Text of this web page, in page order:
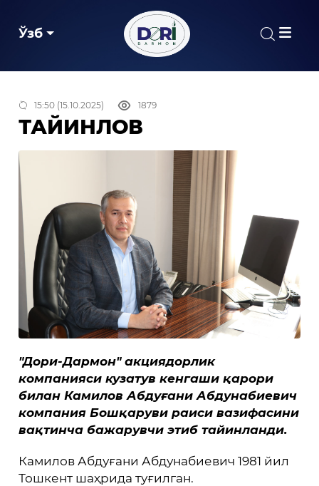
Ўзб
15:50 (15.10.2025) 1879
ТАЙИНЛОВ
"Дори-Дармон" акциядорлик
компанияси кузатув кенгаши қарори
билан Камилов Абдуғани Абдунабиевич
компания Бошқаруви раиси вазифасини
вақтинча бажарувчи этиб тайинланди.
Камилов Абдуғани Абдунабиевич 1981 йил
Тошкент шаҳрида туғилган.